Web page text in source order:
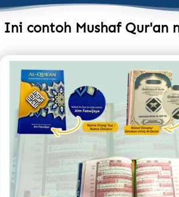
Ini contoh Mushaf Qur'an